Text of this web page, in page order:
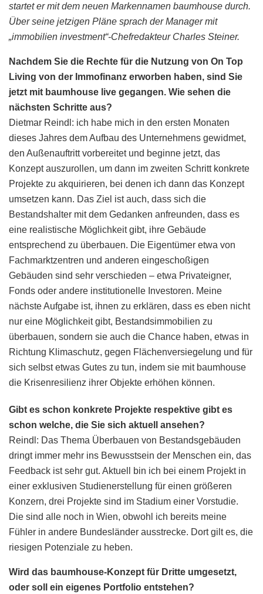
startet er mit dem neuen Markennamen baumhouse durch.
Über seine jetzigen Pläne sprach der Manager mit
„immobilien investment“-Chefredakteur Charles Steiner.
Nachdem Sie die Rechte für die Nutzung von On Top
Living von der Immofinanz erworben haben, sind Sie
jetzt mit baumhouse live gegangen. Wie sehen die
nächsten Schritte aus?
Dietmar Reindl: ich habe mich in den ersten Monaten
dieses Jahres dem Aufbau des Unternehmens gewidmet,
den Außenauftritt vorbereitet und beginne jetzt, das
Konzept auszurollen, um dann im zweiten Schritt konkrete
Projekte zu akquirieren, bei denen ich dann das Konzept
umsetzen kann. Das Ziel ist auch, dass sich die
Bestandshalter mit dem Gedanken anfreunden, dass es
eine realistische Möglichkeit gibt, ihre Gebäude
entsprechend zu überbauen. Die Eigentümer etwa von
Fachmarktzentren und anderen eingeschoßigen
Gebäuden sind sehr verschieden – etwa Privateigner,
Fonds oder andere institutionelle Investoren. Meine
nächste Aufgabe ist, ihnen zu erklären, dass es eben nicht
nur eine Möglichkeit gibt, Bestandsimmobilien zu
überbauen, sondern sie auch die Chance haben, etwas in
Richtung Klimaschutz, gegen Flächenversiegelung und für
sich selbst etwas Gutes zu tun, indem sie mit baumhouse
die Krisenresilienz ihrer Objekte erhöhen können.
Gibt es schon konkrete Projekte respektive gibt es
schon welche, die Sie sich aktuell ansehen?
Reindl: Das Thema Überbauen von Bestandsgebäuden
dringt immer mehr ins Bewusstsein der Menschen ein, das
Feedback ist sehr gut. Aktuell bin ich bei einem Projekt in
einer exklusiven Studienerstellung für einen größeren
Konzern, drei Projekte sind im Stadium einer Vorstudie.
Die sind alle noch in Wien, obwohl ich bereits meine
Fühler in andere Bundesländer ausstrecke. Dort gilt es, die
riesigen Potenziale zu heben.
Wird das baumhouse-Konzept für Dritte umgesetzt,
oder soll ein eigenes Portfolio entstehen?